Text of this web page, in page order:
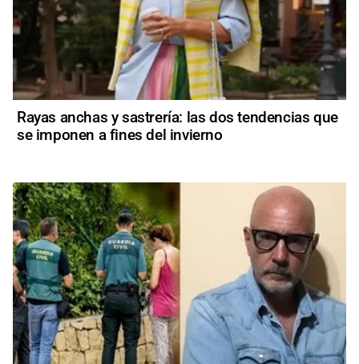
Rayas anchas y sastrería: las dos tendencias que
se imponen a fines del invierno